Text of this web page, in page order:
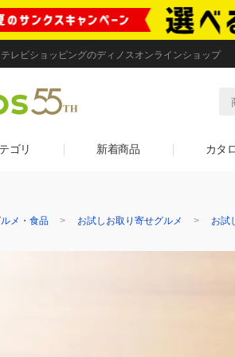
レビショッピングのディノスオンラインショップ
ゴリ 新着商品 カタ
メ・食品 お試しお取り寄せグルメ お試